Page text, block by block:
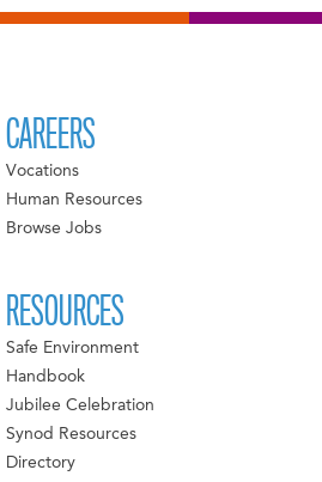
CAREERS
Vocations
Human Resources
Browse Jobs
RESOURCES
Safe Environment
Handbook
Jubilee Celebration
Synod Resources
Directory